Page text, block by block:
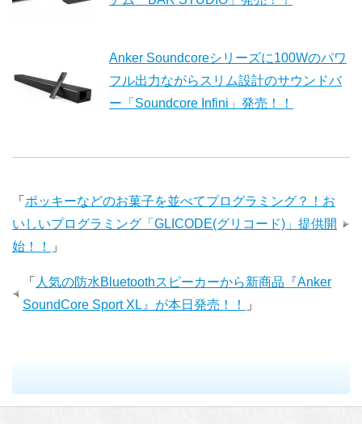
Anker Soundcoreシリーズに100Wのパワ
フル出力ながらスリム設計のサウンドバ
ー「Soundcore Infini」発売！！
「 ポッキーなどのお菓子を並べてプログラミング？！お
いしいプログラミング「GLICODE(グリコード)」提供開
始！！
」
「 人気の防水Bluetoothスピーカーから新商品『Anker
SoundCore Sport XL』が本日発売！！
」